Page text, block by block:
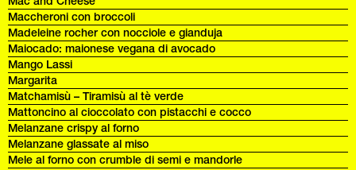
Maccheroni con broccoli
Madeleine rocher con nocciole e gianduja
Maiocado: maionese vegana di avocado
Mango Lassi
Margarita
Matchamisù – Tiramisù al tè verde
Mattoncino al cioccolato con pistacchi e cocco
Melanzane crispy al forno
Melanzane glassate al miso
Mele al forno con crumble di semi e mandorle